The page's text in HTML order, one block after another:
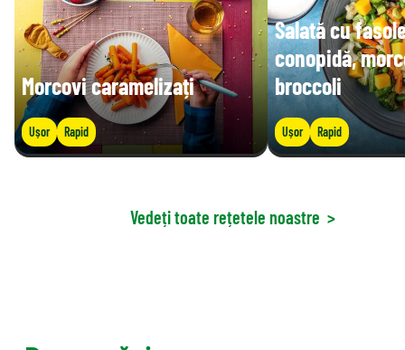
Morcovi caramelizați
Ușor Rapid
Salată cu
conopidă,
broccoli
Ușor Rapid
Vedeți toate rețetele noastre >